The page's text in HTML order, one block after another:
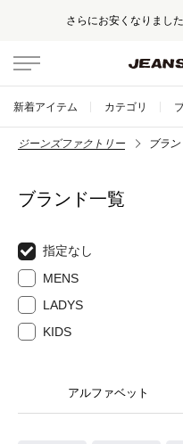
さらにお安くなりまし
新着アイテム カテゴリ
ジーンズファクトリー ブラ
ブランド一覧
指定なし
MENS
LADYS
KIDS
アルファベット